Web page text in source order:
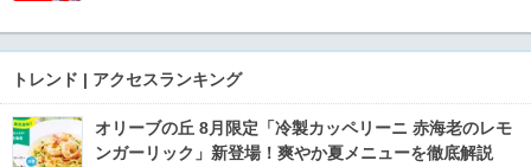
トレンド | アクセスランキング
オリーブの丘 8月限定「冷製カッペリーニ 赤海老のレモ
ンガーリック」新登場！爽やか夏メニューを徹底解説